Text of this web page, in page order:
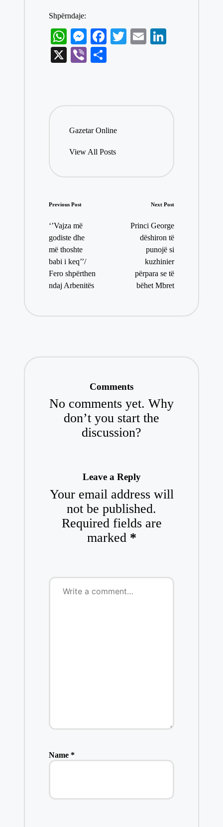
Shpërndaje:
W
ha
ts
M
es
se
Fa
ce
bo
T
E
X
Vi
Gazetar Online
View All Posts
Post
navigation
Previous Post
‘’Vajza më
godiste dhe
më thoshte
babi i keq’’/
Fero shpërthen
ndaj Arbenitës
Next Post
Princi George
dëshiron të
punojë si
kuzhinier
përpara se të
bëhet Mbret
Comments
No comments yet. Why
don’t you start the
discussion?
Leave a Reply
Your email address will
not be published.
Required fields are
marked *
Name *